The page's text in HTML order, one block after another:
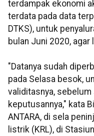
terdampak ekonomi
terdata pada data
DTKS), untuk
bulan Juni 2020,
"Datanya sudah
pada Selasa besok,
validitasnya,
keputusannya," kata
ANTARA, di sela
listrik (KRL), di